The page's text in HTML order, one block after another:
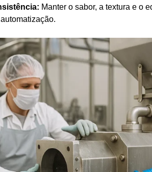
Manter o sabor, a textura e o